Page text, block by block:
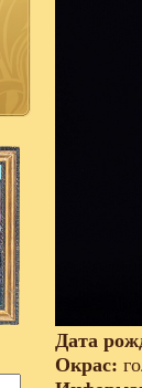
Дата
Окрас: